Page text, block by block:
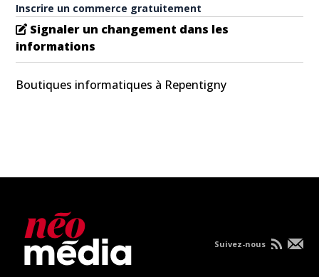
Inscrire un commerce gratuitement
Signaler un changement dans les
informations
Boutiques informatiques à Repentigny
Suivez-nous